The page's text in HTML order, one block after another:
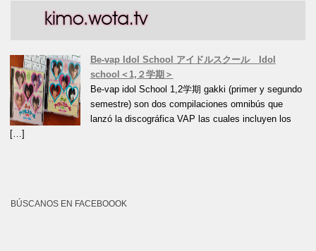
Be-vap Idol School アイドルスクール Idol
school＜1,２学期＞
Be-vap idol School 1,2学期 gakki (primer y segundo
semestre) son dos compilaciones omnibús que
lanzó la discográfica VAP las cuales incluyen los
[…]
BÚSCANOS EN FACEBOOOK